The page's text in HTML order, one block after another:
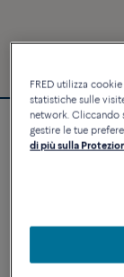
Bracciale
FRED utilizza
statistiche sulle
network. Cliccando
gestire le tue
di più sulla